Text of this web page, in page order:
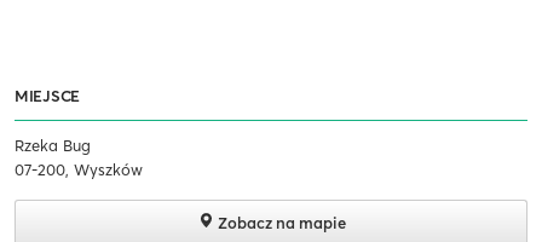
MIEJSCE
Rzeka Bug
07-200, Wyszków
Zobacz na mapie